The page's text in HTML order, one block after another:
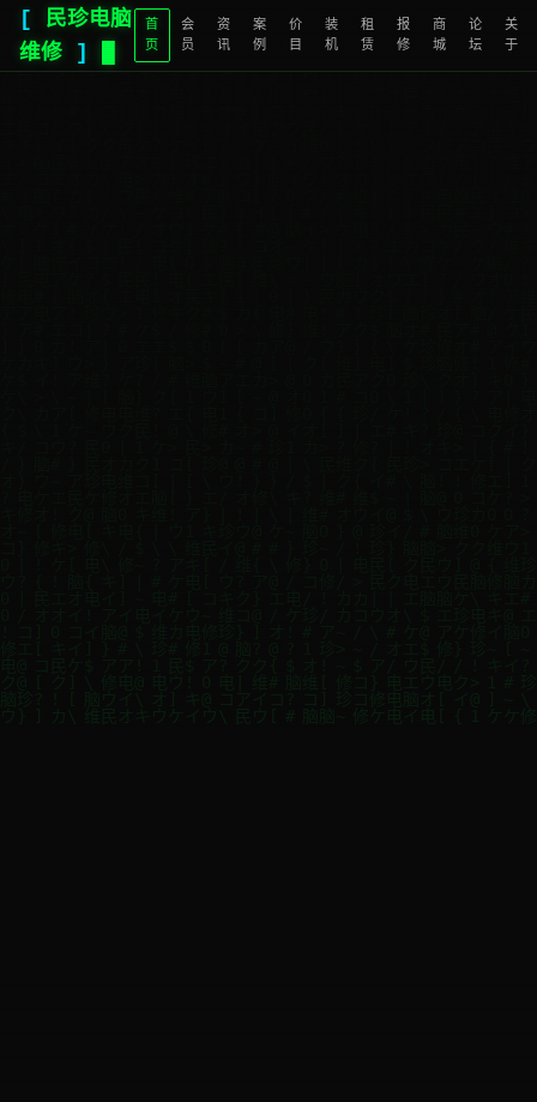
[
民珍电脑
维修
]
首
页
会
员
资
讯
案
例
价
目
装
机
租
赁
报
修
商
城
论
坛
关
于